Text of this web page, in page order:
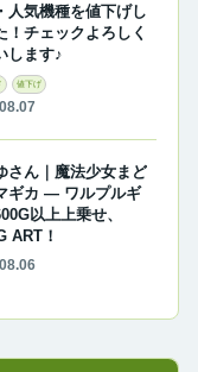
人気機種を値下げし
！チェックよろしく
します♪
値下げ
さん｜魔法少女まど
ギカ ― ワルプルギ
以上上乗せ、
ART！